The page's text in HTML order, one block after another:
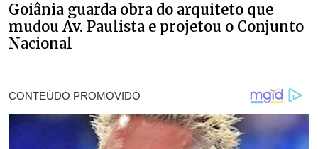
Goiânia guarda obra do arquiteto que
mudou Av. Paulista e projetou o Conjunto
Nacional